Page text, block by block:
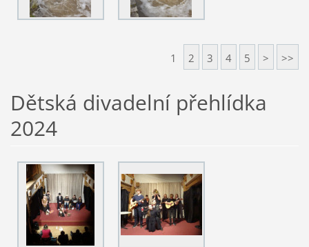
1 2 3 4 5 > >>
Dětská divadelní přehlídka
2024